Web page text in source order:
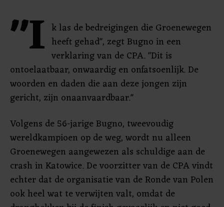
"I k las de bedreigingen die Groenewegen
heeft gehad", zegt Bugno in een
verklaring van de CPA. "Dit is
ontoelaatbaar, onwaardig en onfatsoenlijk. De
woorden en daden die aan deze jongen zijn
gericht, zijn onaanvaardbaar."
Volgens de 56-jarige Bugno, tweevoudig
wereldkampioen op de weg, wordt nu alleen
Groenewegen aangewezen als schuldige aan de
crash in Katowice. De voorzitter van de CPA vindt
echter dat de organisatie van de Ronde van Polen
ook heel wat te verwijten valt, omdat de